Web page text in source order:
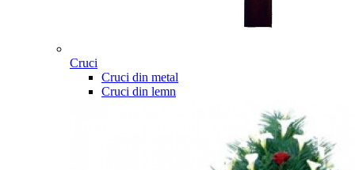
Cruci
Cruci din metal
Cruci din lemn